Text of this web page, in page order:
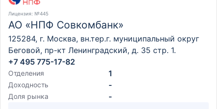
Лицензия: №445
АО «НПФ Совкомбанк»
125284, г. Москва, вн.тер.г. муниципальный округ
Беговой, пр-кт Ленинградский, д. 35 стр. 1.
+7 495 775-17-82
Отделения 1
Доходность -
Доля рынка -